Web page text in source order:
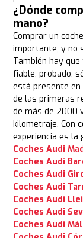
¿Dónde
mano?
Comprar un
importante, y no
También hay
fiable, probado,
está presente en
de las primeras
de más de 2000
kilometraje. Con
experiencia es
Coches Audi
Coches Audi
Coches Audi
Coches Audi
Coches Audi
Coches Audi
Coches Audi